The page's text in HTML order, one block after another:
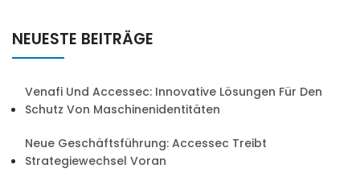
NEUESTE BEITRÄGE
Venafi Und Accessec: Innovative Lösungen Für Den
Schutz Von Maschinenidentitäten
Neue Geschäftsführung: Accessec Treibt
Strategiewechsel Voran